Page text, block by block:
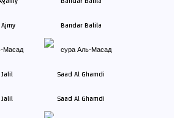
Bandar Balila
Saad Al Ghamdi